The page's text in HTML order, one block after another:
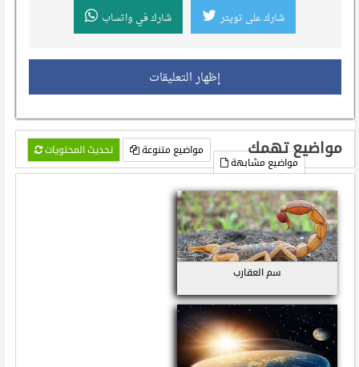
شارك على تويتر شارك في واتساب
إظهار التعليقات
مواضيع تهمك تحديث المحتويات
مواضيع متنوعة
مواضيع مشابهة
سم العقارب